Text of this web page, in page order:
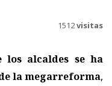
1512visitas
los alcaldes se ha
la megarreforma,